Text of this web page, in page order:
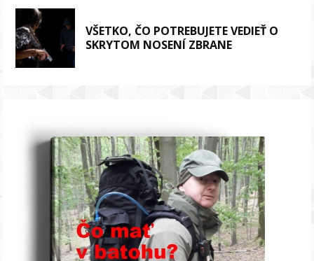
VŠETKO, ČO POTREBUJETE VEDIEŤ O
SKRYTOM NOSENÍ ZBRANE